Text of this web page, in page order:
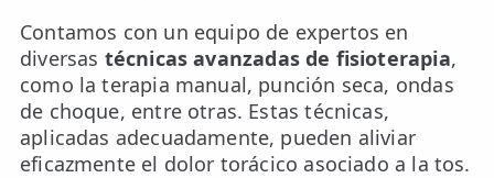
Contamos con un equipo de expertos en
diversas técnicas avanzadas de fisioterapia,
como la terapia manual, punción seca, ondas
de choque, entre otras. Estas técnicas,
aplicadas adecuadamente, pueden aliviar
eficazmente el dolor torácico asociado a la tos.